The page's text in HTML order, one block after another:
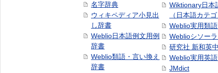
名字辞典
ウィキペディア小見出
し辞書
Weblio日本語例文用例
辞書
Weblio類語・言い換え
辞書
Wiktionary日本
（日本語カテ
Weblio実用類
Weblioシソー
研究社 新和英
Weblio実用英
JMdict